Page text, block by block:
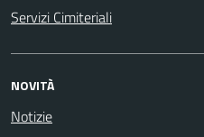
Servizi Cimiteriali
NOVITÀ
Notizie